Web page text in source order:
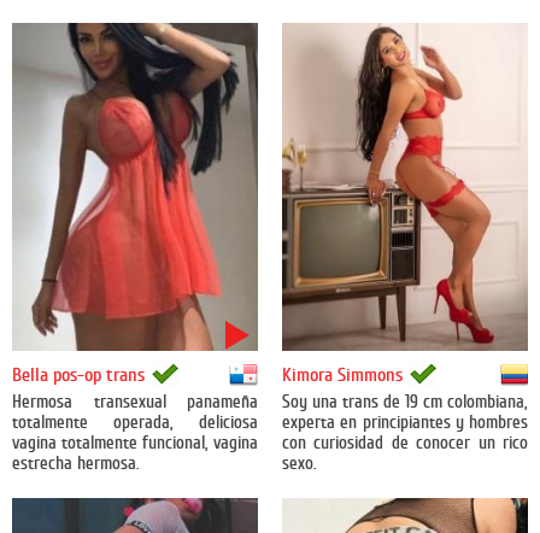
Panamá
Bella pos-op trans
Hermosa transexual panameña
totalmente operada, deliciosa
vagina totalmente funcional, vagina
estrecha hermosa.
Colombia
Kimora Simmons
Soy una trans de 19 cm colombiana,
experta en principiantes y hombres
con curiosidad de conocer un rico
sexo.